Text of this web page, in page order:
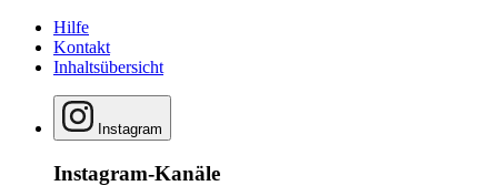
Hilfe
Kontakt
Inhaltsübersicht
Instagram
Instagram-Kanäle